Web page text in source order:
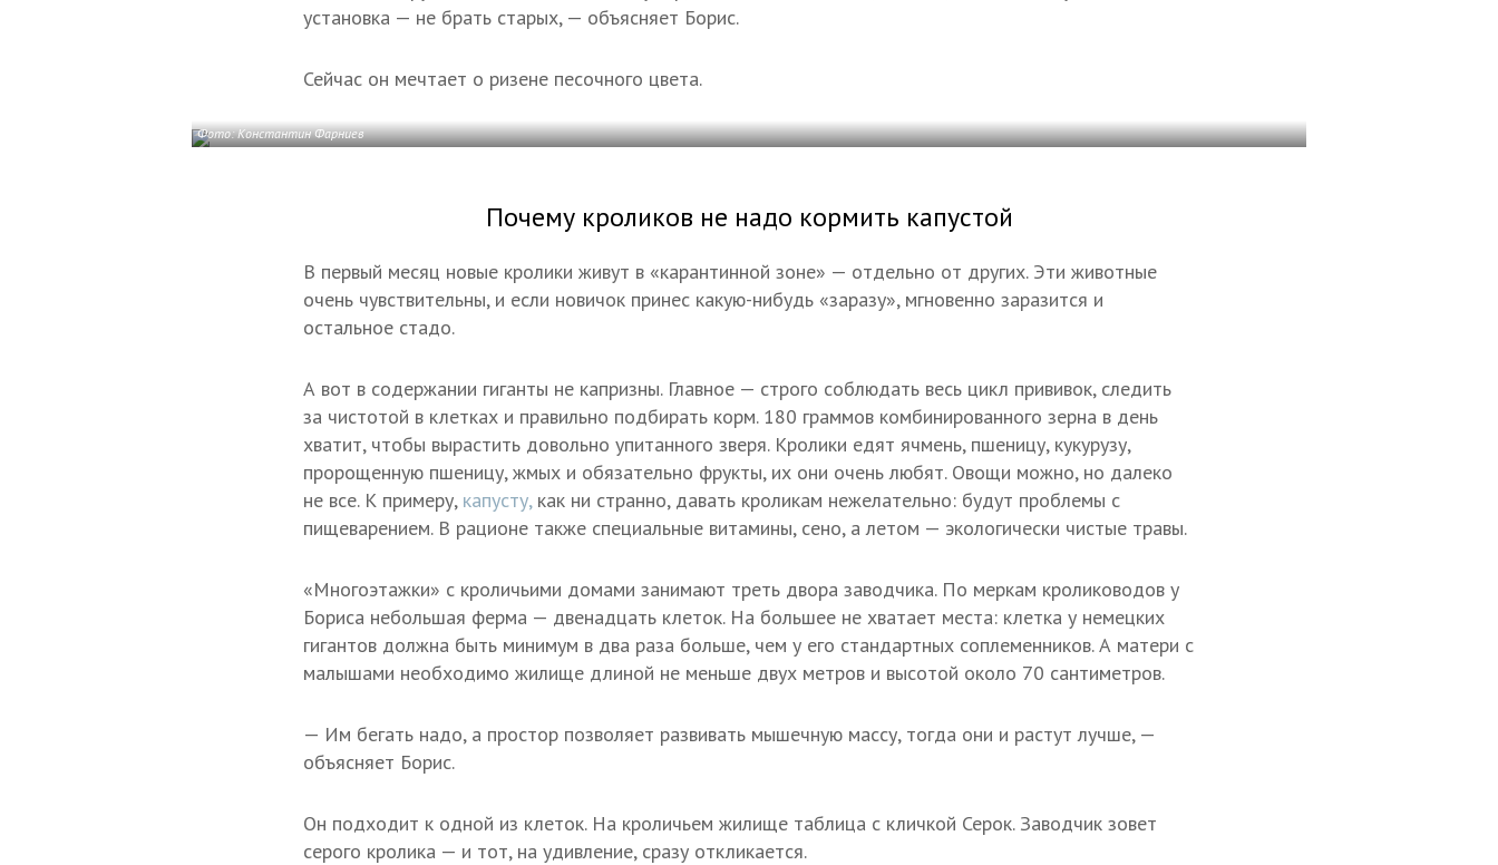
установка — не брать старых, — объясняет Борис.
Сейчас он мечтает о ризене песочного цвета.
Фото: Константин Фарниев
Почему кроликов не надо кормить капустой
В первый месяц новые кролики живут в «карантинной зоне» — отдельно от других. Эти животные
очень чувствительны, и если новичок принес какую-нибудь «заразу», мгновенно заразится и
остальное стадо.
А вот в содержании гиганты не капризны. Главное — строго соблюдать весь цикл прививок, следить
за чистотой в клетках и правильно подбирать корм. 180 граммов комбинированного зерна в день
хватит, чтобы вырастить довольно упитанного зверя. Кролики едят ячмень, пшеницу, кукурузу,
пророщенную пшеницу, жмых и обязательно фрукты, их они очень любят. Овощи можно, но далеко
не все. К примеру, капусту,как ни странно, давать кроликам нежелательно: будут проблемы с
пищеварением. В рационе также специальные витамины, сено, а летом — экологически чистые травы.
«Многоэтажки» с кроличьими домами занимают треть двора заводчика. По меркам кролиководов у
Бориса небольшая ферма — двенадцать клеток. На большее не хватает места: клетка у немецких
гигантов должна быть минимум в два раза больше, чем у его стандартных соплеменников. А матери с
малышами необходимо жилище длиной не меньше двух метров и высотой около 70 сантиметров.
— Им бегать надо, а простор позволяет развивать мышечную массу, тогда они и растут лучше, —
объясняет Борис.
Он подходит к одной из клеток. На кроличьем жилище таблица с кличкой Серок. Заводчик зовет
серого кролика — и тот, на удивление, сразу откликается.